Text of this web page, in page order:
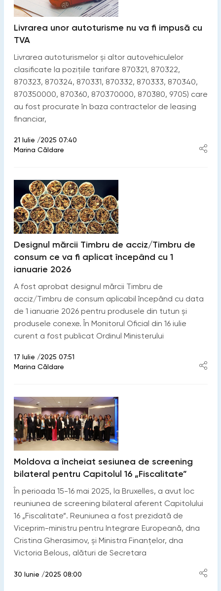
Livrarea unor autoturisme nu va fi impusă cu
TVA
Livrarea autoturismelor și altor autovehiculelor
clasificate la pozițiile tarifare 870321, 870322,
870323, 870324, 870331, 870332, 870333, 870340,
870350000, 870360, 870370000, 870380, 9705) care
au fost procurate în baza contractelor de leasing
financiar,
21 Iulie /2025 07:40
Marina Căldare
Designul mărcii Timbru de acciz/Timbru de
consum ce va fi aplicat începând cu 1
ianuarie 2026
A fost aprobat designul mărcii Timbru de
acciz/Timbru de consum aplicabil începând cu data
de 1 ianuarie 2026 pentru produsele din tutun și
produsele conexe. În Monitorul Oficial din 16 iulie
curent a fost publicat Ordinul Ministerului
17 Iulie /2025 07:51
Marina Căldare
Moldova a încheiat sesiunea de screening
bilateral pentru Capitolul 16 „Fiscalitate”
În perioada 15-16 mai 2025, la Bruxelles, a avut loc
reuniunea de screening bilateral aferent Capitolului
16 „Fiscalitate”. Reuniunea a fost prezidată de
Viceprim-ministru pentru Integrare Europeană, dna
Cristina Gherasimov, și Ministra Finanțelor, dna
Victoria Belous, alături de Secretara
30 Iunie /2025 08:00